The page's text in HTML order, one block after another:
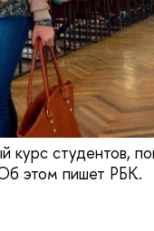
курс студентов,
этом пишет РБК.